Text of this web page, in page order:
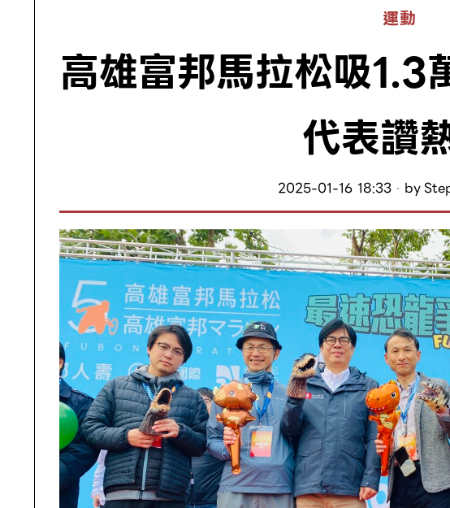
運動
高雄富邦馬拉松吸
代表讚
2025-01-16 18:33 by